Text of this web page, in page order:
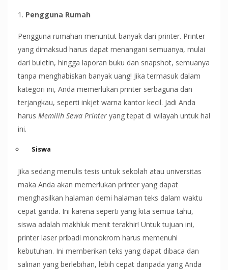
Pengguna Rumah
Pengguna rumahan menuntut banyak dari printer. Printer
yang dimaksud harus dapat menangani semuanya, mulai
dari buletin, hingga laporan buku dan snapshot, semuanya
tanpa menghabiskan banyak uang! Jika termasuk dalam
kategori ini, Anda memerlukan printer serbaguna dan
terjangkau, seperti inkjet warna kantor kecil. Jadi Anda
harus Memilih Sewa Printer yang tepat di wilayah untuk hal
ini.
Siswa
Jika sedang menulis tesis untuk sekolah atau universitas
maka Anda akan memerlukan printer yang dapat
menghasilkan halaman demi halaman teks dalam waktu
cepat ganda. Ini karena seperti yang kita semua tahu,
siswa adalah makhluk menit terakhir! Untuk tujuan ini,
printer laser pribadi monokrom harus memenuhi
kebutuhan. Ini memberikan teks yang dapat dibaca dan
salinan yang berlebihan, lebih cepat daripada yang Anda